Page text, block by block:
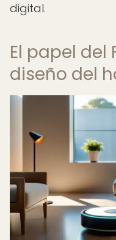
digital.
El papel del
diseño del